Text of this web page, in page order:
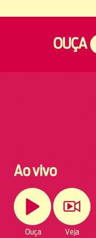
OUÇA
Ao vivo
Ouça Veja